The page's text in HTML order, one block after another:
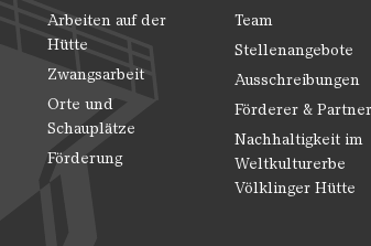
Arbeiten auf der
Hütte
Zwangsarbeit
Orte und
Schauplätze
Förderung
Team
Stellenangebote
Ausschreibungen
Förderer &
Nachhaltigkeit im
Weltkulturerbe
Völklinger Hütte